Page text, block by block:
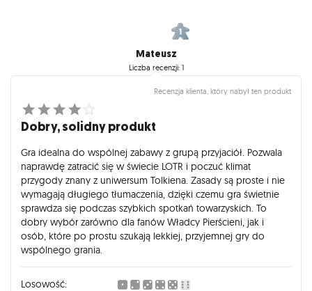
Mateusz
Liczba recenzji: 1
Recenzja klienta, który nabył ten produkt
Dobry, solidny produkt
Gra idealna do wspólnej zabawy z grupą przyjaciół. Pozwala
naprawdę zatracić się w świecie LOTR i poczuć klimat
przygody znany z uniwersum Tolkiena. Zasady są proste i nie
wymagają długiego tłumaczenia, dzięki czemu gra świetnie
sprawdza się podczas szybkich spotkań towarzyskich. To
dobry wybór zarówno dla fanów Władcy Pierścieni, jak i
osób, które po prostu szukają lekkiej, przyjemnej gry do
wspólnego grania.
Losowość: